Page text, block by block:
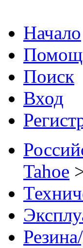
Начало
Поиск
Вход
Tahoe